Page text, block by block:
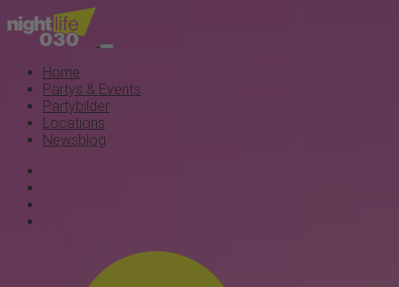
Home
Partys & Events
Partybilder
Locations
Newsblog